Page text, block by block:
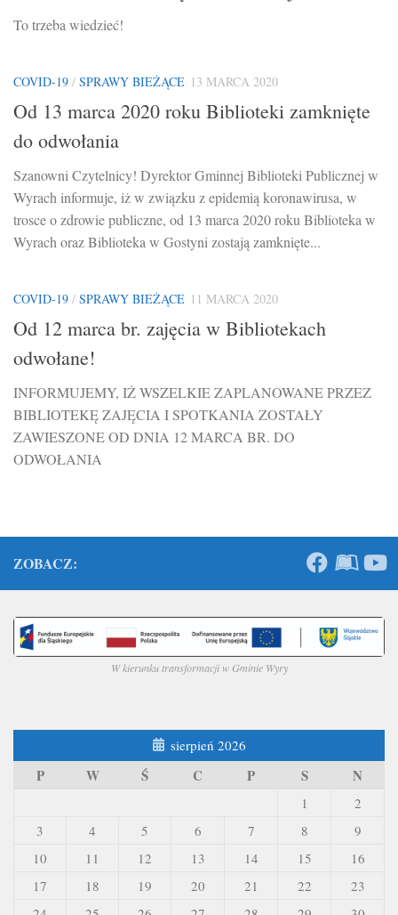
To trzeba wiedzieć!
COVID-19 / SPRAWY BIEŻĄCE 13 MARCA 2020
Od 13 marca 2020 roku Biblioteki zamknięte
do odwołania
Szanowni Czytelnicy! Dyrektor Gminnej Biblioteki Publicznej w
Wyrach informuje, iż w związku z epidemią koronawirusa, w
trosce o zdrowie publiczne, od 13 marca 2020 roku Biblioteka w
Wyrach oraz Biblioteka w Gostyni zostają zamknięte...
COVID-19 / SPRAWY BIEŻĄCE 11 MARCA 2020
Od 12 marca br. zajęcia w Bibliotekach
odwołane!
INFORMUJEMY, IŻ WSZELKIE ZAPLANOWANE PRZEZ
BIBLIOTEKĘ ZAJĘCIA I SPOTKANIA ZOSTAŁY
ZAWIESZONE OD DNIA 12 MARCA BR. DO
ODWOŁANIA
ZOBACZ:
W kierunku transformacji w Gminie Wyry
sierpień 2026
P W Ś C P S N
1
2
3
4 5 6 7 8
9
10
11 12 13 14 15
16
17
18 19 20 21 22
23